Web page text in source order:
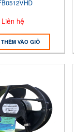
Liên hệ
THÊM VÀO GIỎ